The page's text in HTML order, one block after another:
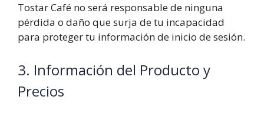
Tostar Café no será responsable de ninguna
pérdida o daño que surja de tu incapacidad
para proteger tu información de inicio de sesión.
3. Información del Producto y
Precios